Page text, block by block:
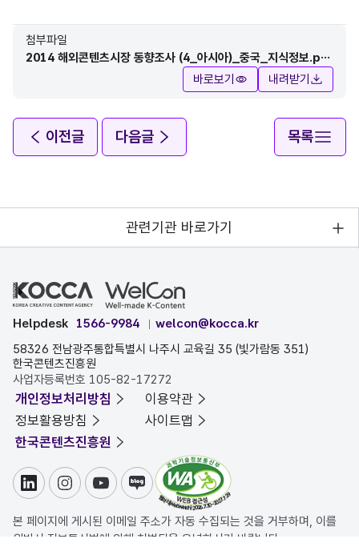
첨부파일
2014 해외콘텐츠시장 동향조사 (4_아시아)_중국_지식정보.pd
바로보기 내려받기
이전글 다음글 목록
관련기관 바로가기
Helpdesk 1566-9984
welcon@kocca.kr
58326 전남광주통합특별시 나주시 교육길 35 (빛가람동 351)
한국콘텐츠진흥원
사업자등록번호 105-82-17272
개인정보처리방침
이용약관
정보활용방침
사이트맵
한국콘텐츠진흥원
링크드인인스타그램
유튜브블로그
본 페이지에 게시된 이메일 주소가 자동 수집되는 것을 거부하며, 이를
위반시 정보통신법에 의해 처벌됨을 유념하시기 바랍니다.